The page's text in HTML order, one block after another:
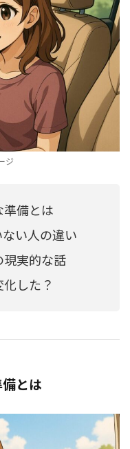
ジ
備とは
い人の違い
実的な話
した？
とは